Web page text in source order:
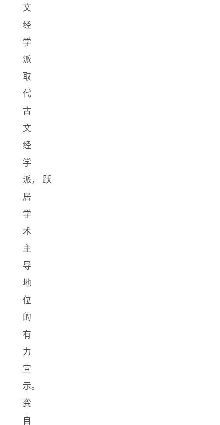
文
经
学
派
取
代
古
文
经
学
派， 跃
居
学
术
主
导
地
位
的
有
力
宣
示。
龚
自